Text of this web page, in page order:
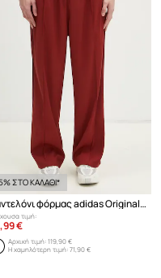
ΣΤΟ ΚΑΛΑΘΙ*
Παντελόνι φόρμας adidas Originals Premium Baggy Track Pant
τιμή:
€
Αρχική τιμή:119,90 €
Η χαμηλότερη τιμή:71,90 €